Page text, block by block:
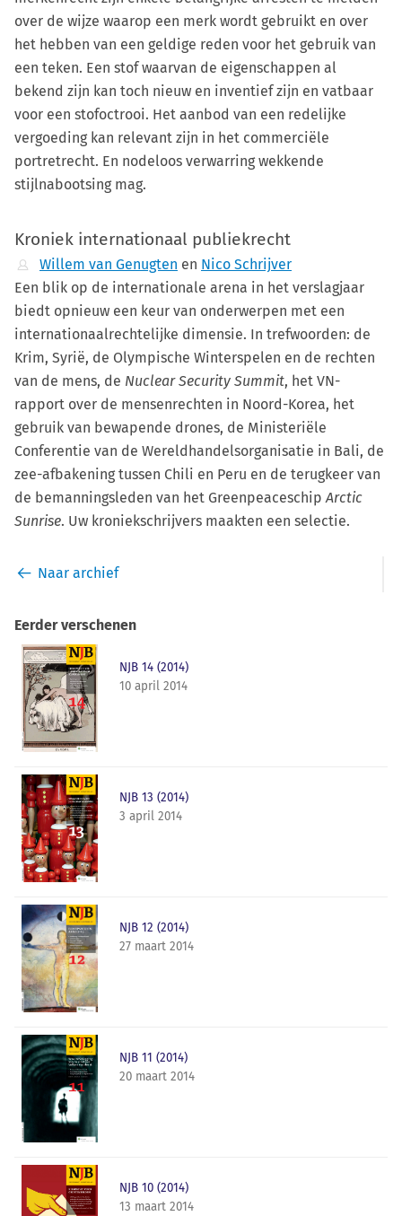
over de wijze waarop een merk wordt gebruikt en over
het hebben van een geldige reden voor het gebruik van
een teken. Een stof waarvan de eigenschappen al
bekend zijn kan toch nieuw en inventief zijn en vatbaar
voor een stofoctrooi. Het aanbod van een redelijke
vergoeding kan relevant zijn in het commerciële
portretrecht. En nodeloos verwarring wekkende
stijlnabootsing mag.
Kroniek internationaal publiekrecht
Willem van Genugten en Nico Schrijver
Een blik op de internationale arena in het verslagjaar
biedt opnieuw een keur van onderwerpen met een
internationaalrechtelijke dimensie. In trefwoorden: de
Krim, Syrië, de Olympische Winterspelen en de rechten
van de mens, de Nuclear Security Summit, het VN-
rapport over de mensenrechten in Noord-Korea, het
gebruik van bewapende drones, de Ministeriële
Conferentie van de Wereldhandelsorganisatie in Bali, de
zee-afbakening tussen Chili en Peru en de terugkeer van
de bemanningsleden van het Greenpeaceschip Arctic
Sunrise. Uw kroniekschrijvers maakten een selectie.
Naar archief
Eerder verschenen
NJB 14 (2014)
10 april 2014
NJB 13 (2014)
3 april 2014
NJB 12 (2014)
27 maart 2014
NJB 11 (2014)
20 maart 2014
NJB 10 (2014)
13 maart 2014